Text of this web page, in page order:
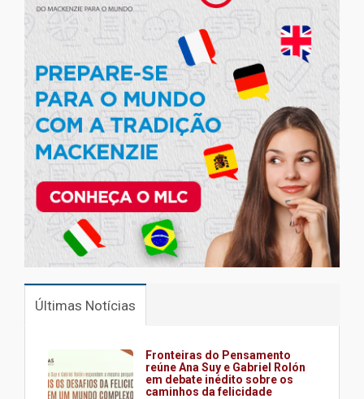
Últimas Notícias
Fronteiras do Pensamento
reúne Ana Suy e Gabriel Rolón
em debate inédito sobre os
caminhos da felicidade